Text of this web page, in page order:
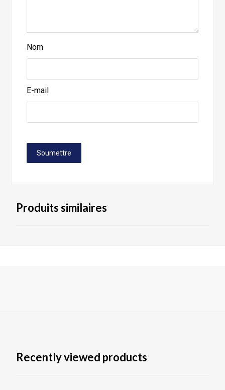
Nom
E-mail
Produits similaires
Recently viewed products